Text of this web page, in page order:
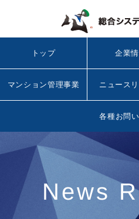
トップ 企業
マンション管理事業 ニュース
各種お問
News